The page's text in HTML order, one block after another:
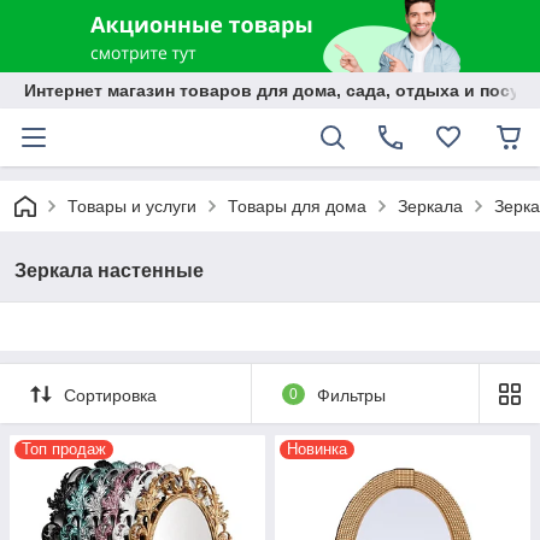
Интернет магазин товаров для дома, сада, отдыха и
Товары и услуги Товары для дома Зеркала
Зеркала настенные
Сортировка 0 Фильтры
Топ продаж Новинка